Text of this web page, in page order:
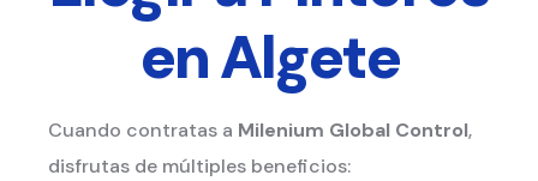
en Algete
Cuando contratas a Milenium Global Control,
disfrutas de múltiples beneficios: